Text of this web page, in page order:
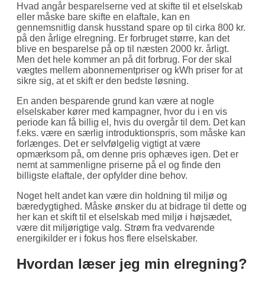
Hvad angår besparelserne ved at skifte til et elselskab
eller måske bare skifte en elaftale, kan en
gennemsnitlig dansk husstand spare op til cirka 800 kr.
på den årlige elregning. Er forbruget større, kan det
blive en besparelse på op til næsten 2000 kr. årligt.
Men det hele kommer an på dit forbrug. For der skal
vægtes mellem abonnementpriser og kWh priser for at
sikre sig, at et skift er den bedste løsning.
En anden besparende grund kan være at nogle
elselskaber kører med kampagner, hvor du i en vis
periode kan få billig el, hvis du overgår til dem. Det kan
f.eks. være en særlig introduktionspris, som måske kan
forlænges. Det er selvfølgelig vigtigt at være
opmærksom på, om denne pris ophæves igen. Det er
nemt at sammenligne priserne på el og finde den
billigste elaftale, der opfylder dine behov.
Noget helt andet kan være din holdning til miljø og
bæredygtighed. Måske ønsker du at bidrage til dette og
her kan et skift til et elselskab med miljø i højsædet,
være dit miljørigtige valg. Strøm fra vedvarende
energikilder er i fokus hos flere elselskaber.
Hvordan læser jeg min elregning?